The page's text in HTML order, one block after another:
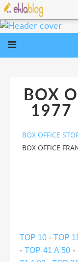
BOX
1977
BOX OFFICE
BOX OFFICE
TOP 10 - TOP
-TOP 41 A 50 -